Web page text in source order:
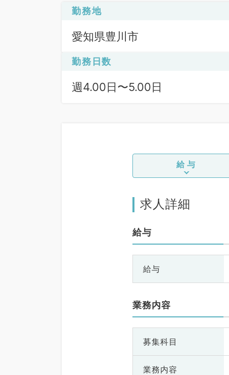
勤務地
愛知県豊川市
勤務日数
週4.00日〜5.00日
給与
求人詳細
給与
給与
業務内容
募集科目
業務内容